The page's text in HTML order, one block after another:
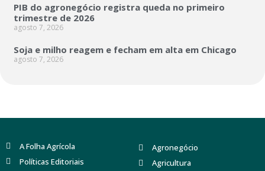
PIB do agronegócio registra queda no primeiro
trimestre de 2026
agosto 7, 2026
Soja e milho reagem e fecham em alta em Chicago
agosto 7, 2026
A Folha Agrícola
Políticas Editoriais
Agronegócio
Agricultura